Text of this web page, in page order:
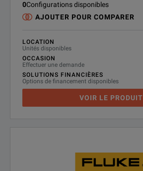
0Configurations disponibles
AJOUTER POUR COMPARER
LOCATION
Unités disponibles
OCCASION
Effectuer une demande
SOLUTIONS FINANCIÈRES
Options de financement disponibles
VOIR LE PRODUIT